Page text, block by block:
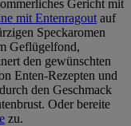
Gericht mit
mit Entenragout auf
Speckaromen
Geflügelfond,
den gewünschten
Enten-Rezepten und
den Geschmack
Oder bereite
zu.